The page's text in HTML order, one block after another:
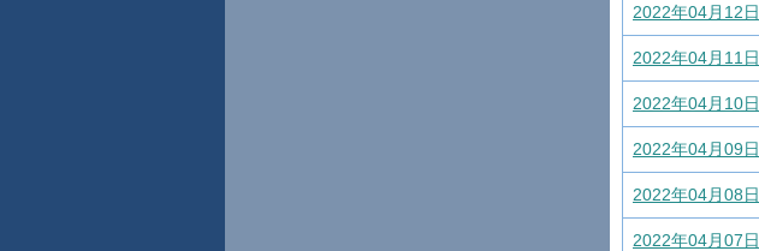
2022年04月12日
2022年04月11日
2022年04月10日
2022年04月09日
2022年04月08日
2022年04月07日